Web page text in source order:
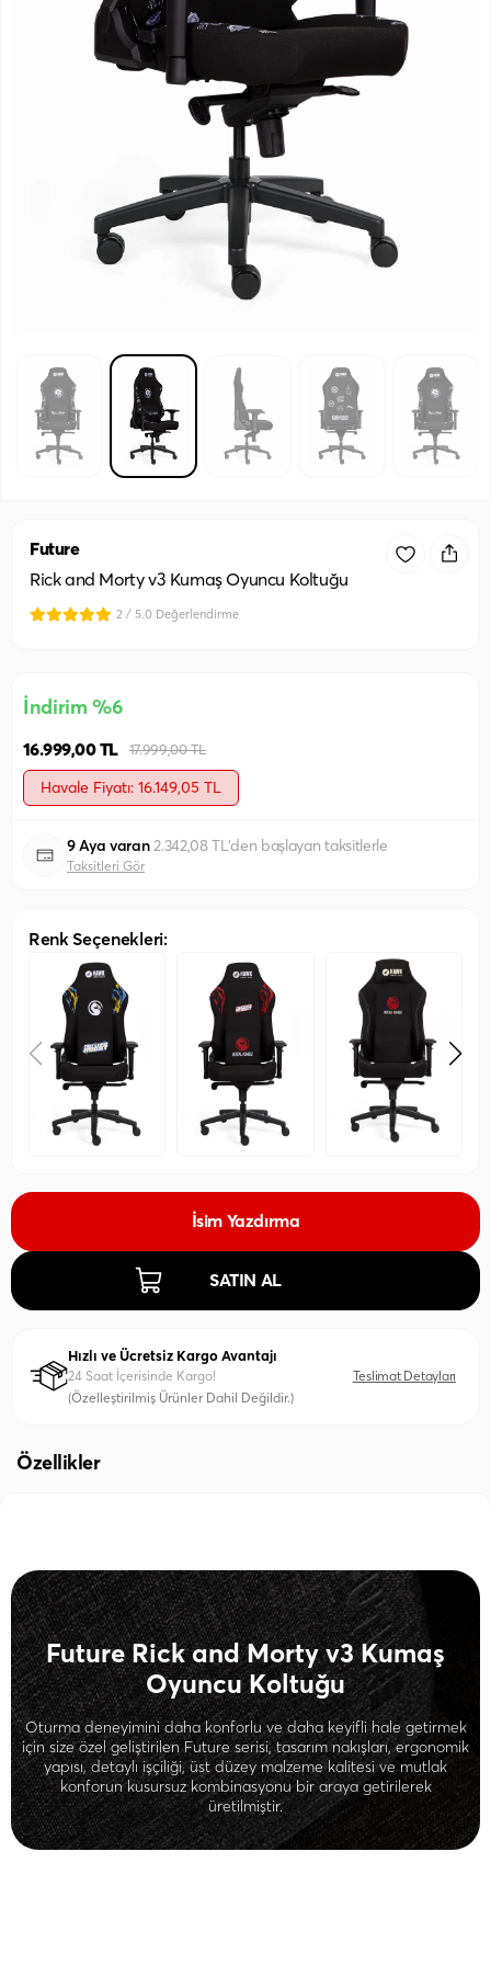
Future
Rick and Morty v3 Kumaş Oyuncu Koltuğu
2 / 5.0 Değerlendirme
İndirim %6
16.999,00 TL 17.999,00 TL
Havale Fiyatı: 16.149,05 TL
9 Aya varan2.342,08 TL'den başlayan taksitlerle
Taksitleri Gör
Renk Seçenekleri:
İsim Yazdırma
SATIN AL
Hızlı ve Ücretsiz Kargo Avantajı
24 Saat İçerisinde Kargo!
(Özelleştirilmiş Ürünler Dahil Değildir.)
Teslimat Detayları
Özellikler
Future Rick and Morty v3 Kumaş
Oyuncu Koltuğu
Oturma deneyimini daha konforlu ve daha keyifli hale getirmek
için size özel geliştirilen Future serisi, tasarım nakışları, ergonomik
yapısı, detaylı işçiliği, üst düzey malzeme kalitesi ve mutlak
konforun kusursuz kombinasyonu bir araya getirilerek
üretilmiştir.